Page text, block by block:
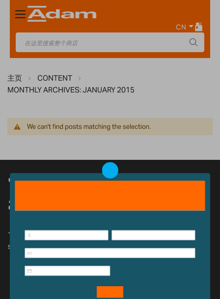
Toggle
Nav
CN
主页
CONTENT
MONTHLY ARCHIVES: JANUARY 2015
We can't find posts matching the selection.
+ 86 (27) 59420391
sales@adamequipment.com.cn
法律和隐私权法
可持续性